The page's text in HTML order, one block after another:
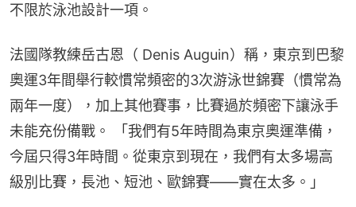
不限於泳池設計一項。
法國隊教練岳古恩（ Denis Auguin）稱，東京到巴黎
奧運3年間舉行較慣常頻密的3次游泳世錦賽（慣常為
兩年一度），加上其他賽事，比賽過於頻密下讓泳手
未能充份備戰。 「我們有5年時間為東京奧運準備，
今屆只得3年時間。從東京到現在，我們有太多場高
級別比賽，長池、短池、歐錦賽——實在太多。」